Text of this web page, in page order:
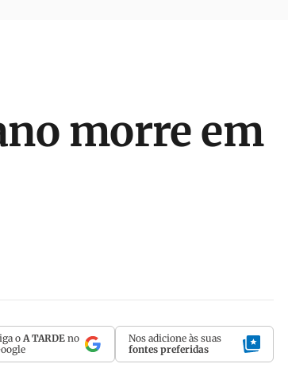
morre em
oA TARDE no
Nos adicione às suas
fontes preferidas